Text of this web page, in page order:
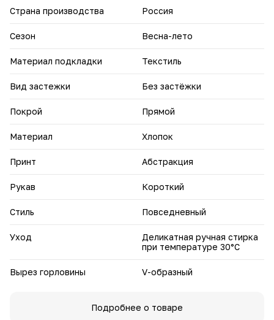
Страна производства Россия
Сезон Весна-лето
Материал подкладки Текстиль
Вид застежки Без застёжки
Покрой Прямой
Материал Хлопок
Принт Абстракция
Рукав Короткий
Стиль Повседневный
Уход
Деликатная ручная стирка
при температуре 30°С
Вырез горловины V-образный
Подробнее о товаре